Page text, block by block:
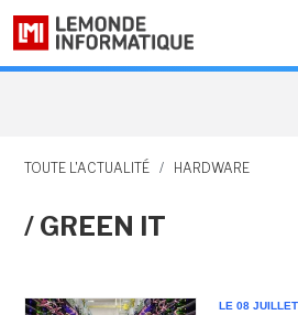
TOUTE L'ACTUALITÉ / HARDWARE
/ GREEN IT
LE 08